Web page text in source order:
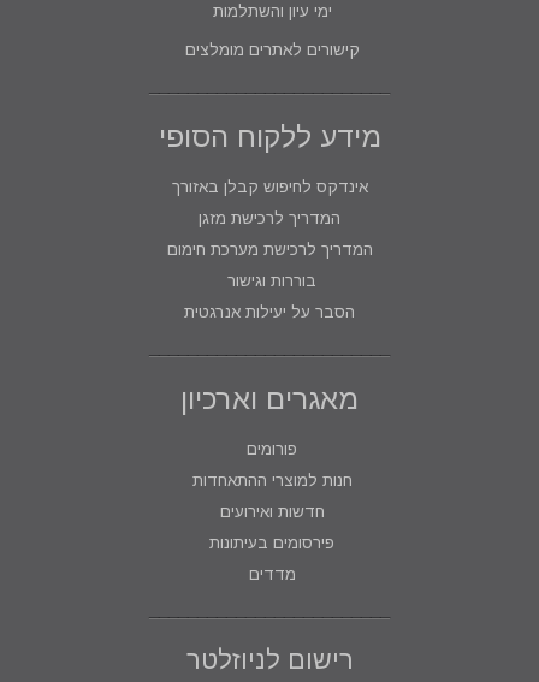
ימי עיון והשתלמות
קישורים לאתרים מומלצים
מידע ללקוח הסופי
אינדקס לחיפוש קבלן באזורך
המדריך לרכישת מזגן
המדריך לרכישת מערכת חימום
בוררות וגישור
הסבר על יעילות אנרגטית
מאגרים וארכיון
פורומים
חנות למוצרי ההתאחדות
חדשות ואירועים
פירסומים בעיתונות
מדדים
רישום לניוזלטר